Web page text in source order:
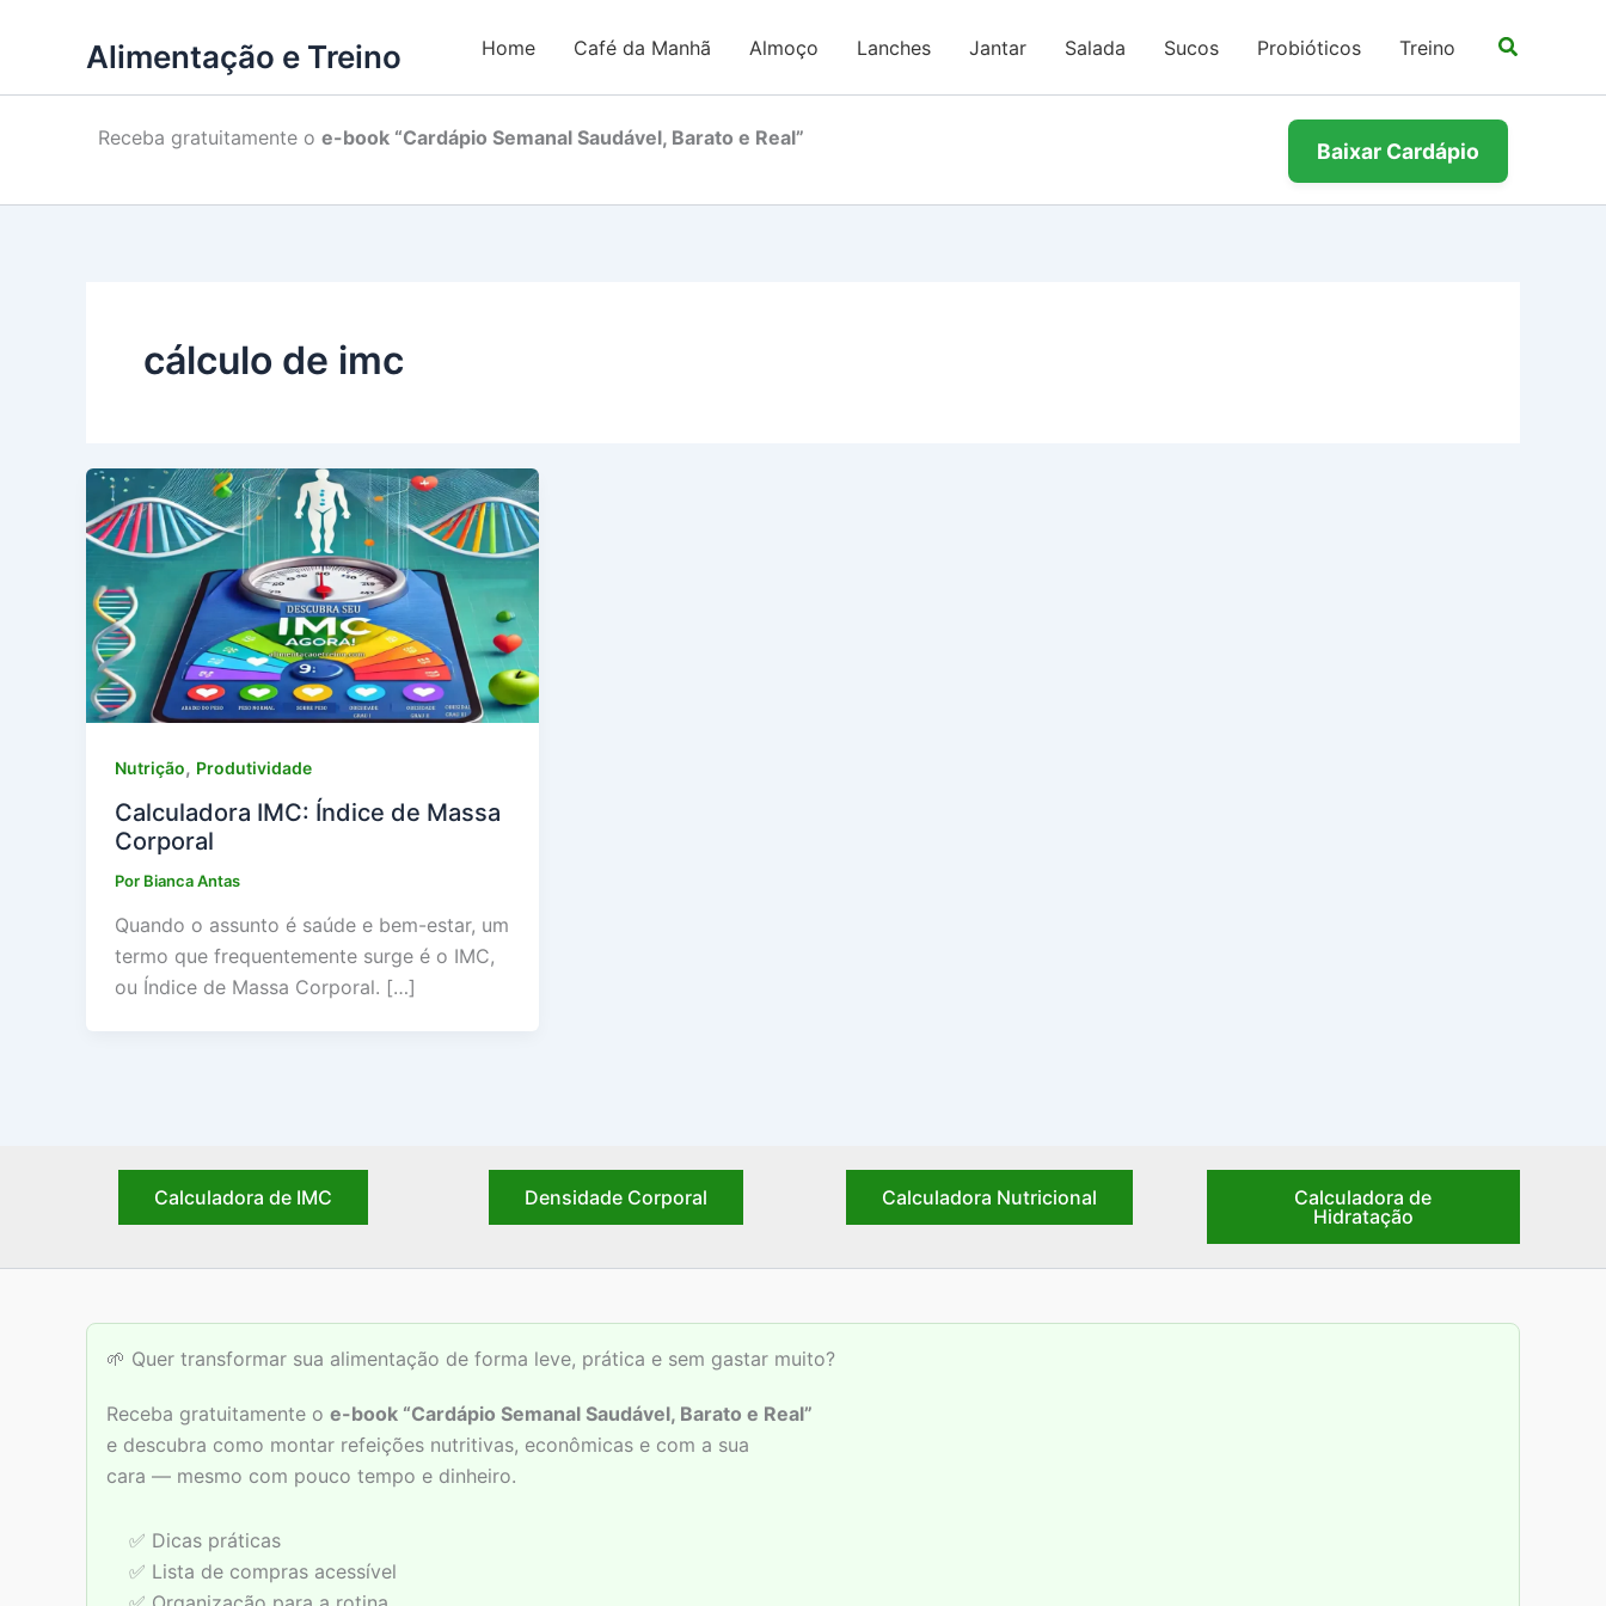
Alimentação e Treino Home Café da Manhã Almoço Lanches Jantar Salada Sucos Probióticos Treino
Receba gratuitamente o e-book “Cardápio Semanal Saudável, Barato e Real”
Baixar Cardápio
cálculo de imc
Nutrição, Produtividade
Calculadora IMC: Índice de Massa
Corporal
Por Bianca Antas
Quando o assunto é saúde e bem-estar, um
termo que frequentemente surge é o IMC,
ou Índice de Massa Corporal. […]
Calculadora de IMC Densidade Corporal Calculadora Nutricional
Calculadora de
Hidratação
🌱 Quer transformar sua alimentação de forma leve, prática e sem gastar muito?
Receba gratuitamente o e-book “Cardápio Semanal Saudável, Barato e Real”
e descubra como montar refeições nutritivas, econômicas e com a sua
cara — mesmo com pouco tempo e dinheiro.
✅ Dicas práticas
✅ Lista de compras acessível